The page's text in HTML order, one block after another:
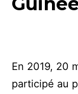
En 2019, 20
participé au